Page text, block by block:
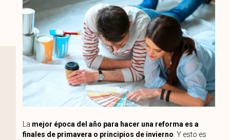
La mejor época del año para hacer una reforma es a
finales de primavera o principios de invierno . Y esto es